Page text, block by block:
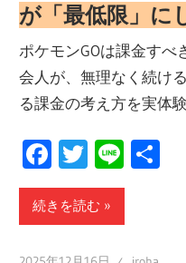
が「最低限」に
ポケモンGOは課金す
会人が、無理なく続け
る課金の考え方を実体
Facebook
Twitter
Line
続きを読む